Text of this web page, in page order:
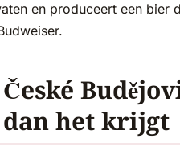
en produceert een bier
het krijgt